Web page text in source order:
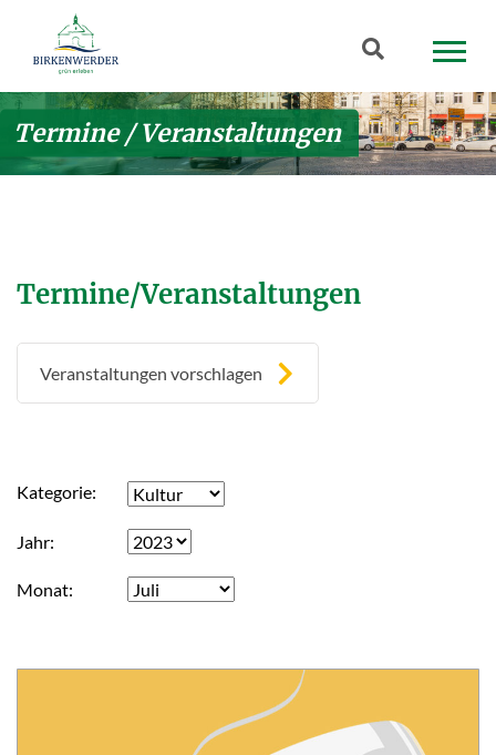
Zum Hauptinhalt springen
Suchbegriff
Termine / Veranstaltungen
Termine/Veranstaltungen
Veranstaltungen vorschlagen
Kategorie
Jahr
Monat